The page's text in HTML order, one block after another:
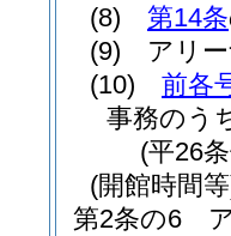
(8)
第14条
(9)
アリ
(10)
前各
事務のう
(平26
(開館時間
第2条の6